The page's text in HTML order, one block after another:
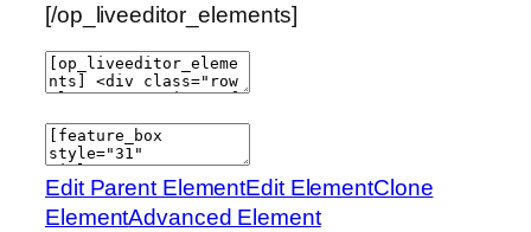
[/op_liveeditor_elements]
Edit Parent ElementEdit ElementClone
ElementAdvanced Element